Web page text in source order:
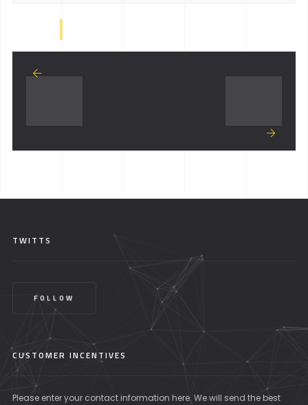
TWITTS
FOLLOW
CUSTOMER INCENTIVES
Please enter your contact information here. We will send the best